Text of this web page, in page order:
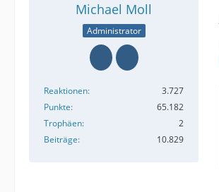
Michael Moll
Administrator
Reaktionen
3.727
Punkte
65.182
Trophäen
2
Beiträge
10.829